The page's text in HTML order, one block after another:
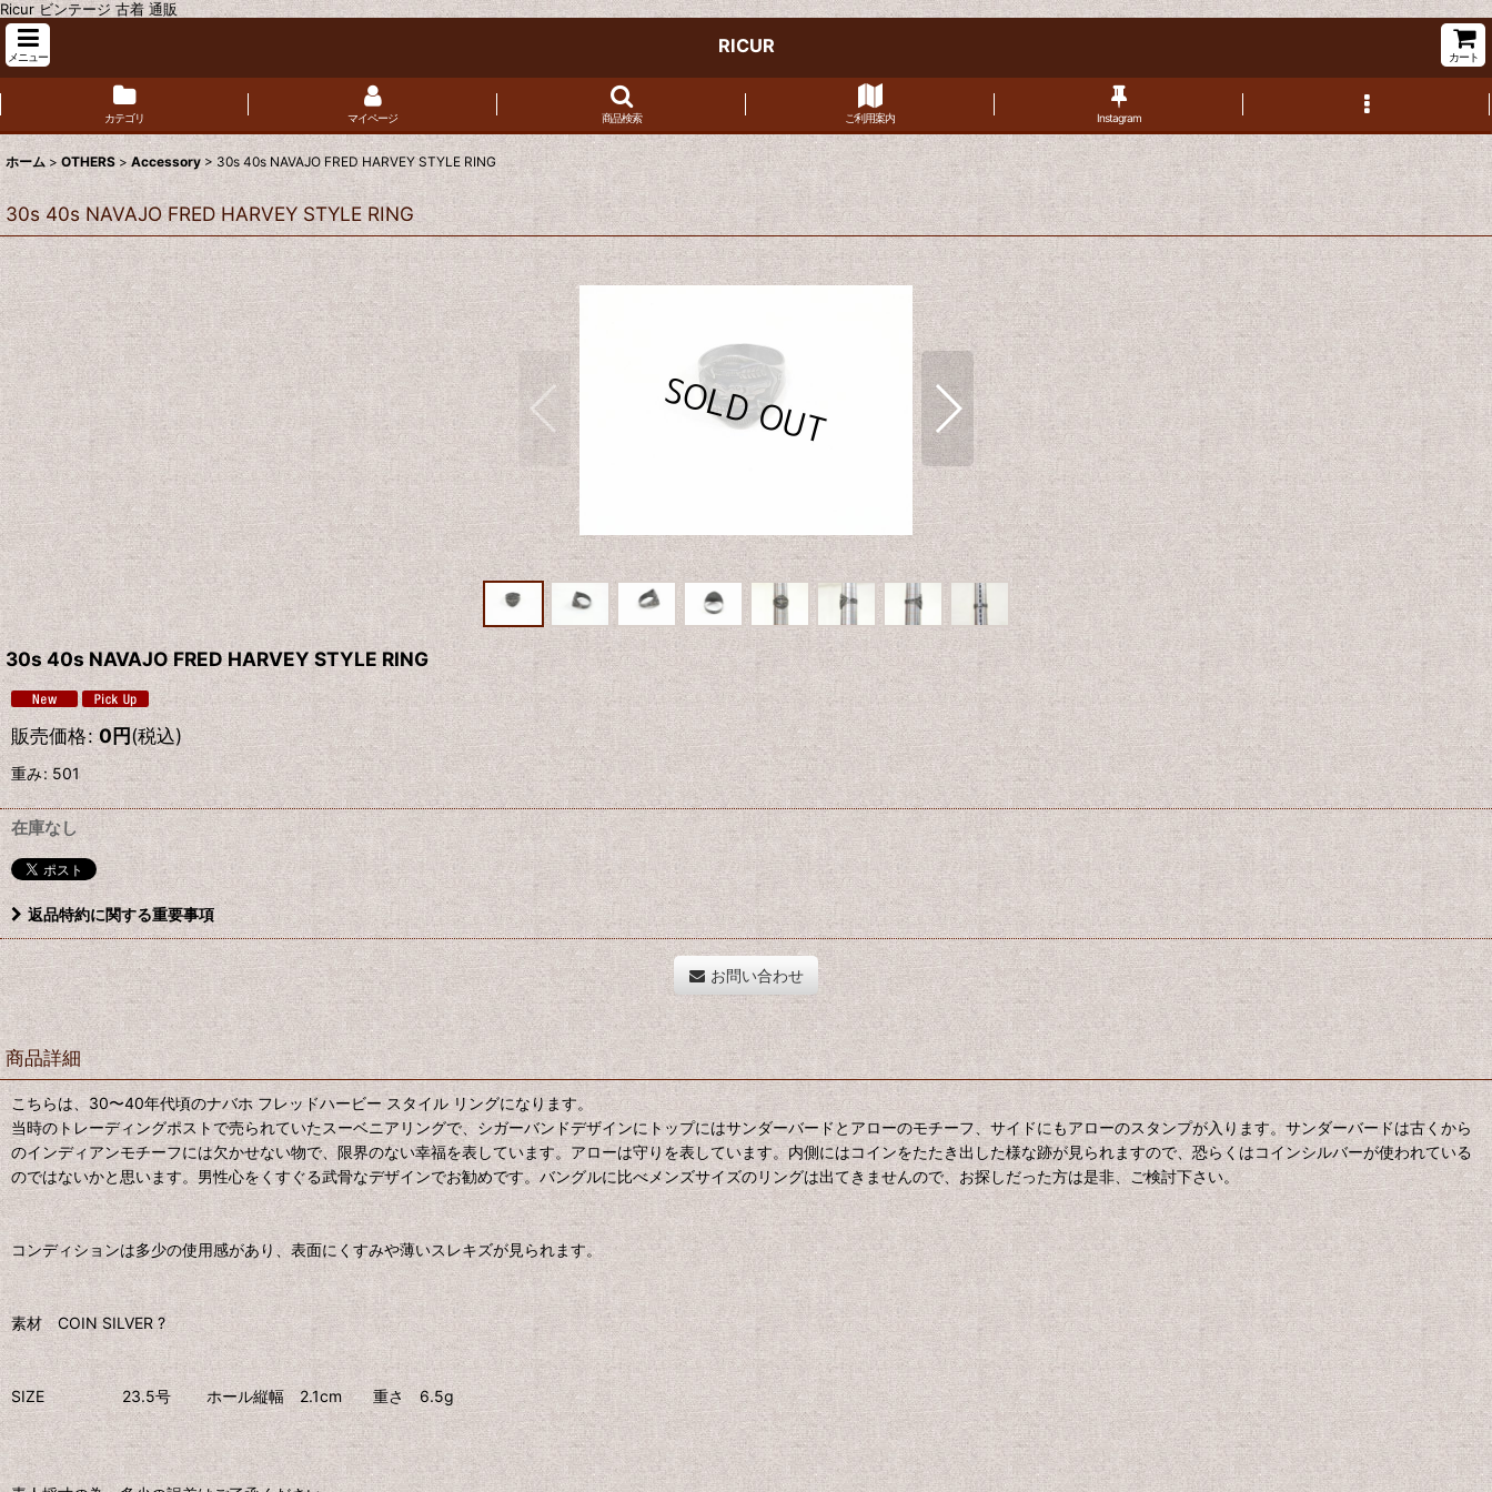
Ricur ビンテージ 古着 通販
メニュー
RICUR
カート
カテゴリ マイページ 商品検索 ご利用案内 Instagram
ホーム > OTHERS > Accessory > 30s 40s NAVAJO FRED HARVEY STYLE RING
30s 40s NAVAJO FRED HARVEY STYLE RING
30s 40s NAVAJO FRED HARVEY STYLE RING
販売価格: 0円(税込)
重み: 501
在庫なし
返品特約に関する重要事項
お問い合わせ
商品詳細
こちらは、30〜40年代頃のナバホ フレッドハービー スタイル リングになります。
当時のトレーディングポストで売られていたスーベニアリングで、シガーバンドデザインにトップにはサンダーバードとアローのモチーフ、サイドにもアローのスタンプが入ります。サンダーバードは古くから
のインディアンモチーフには欠かせない物で、限界のない幸福を表しています。アローは守りを表しています。内側にはコインをたたき出した様な跡が見られますので、恐らくはコインシルバーが使われている
のではないかと思います。男性心をくすぐる武骨なデザインでお勧めです。バングルに比べメンズサイズのリングは出てきませんので、お探しだった方は是非、ご検討下さい。
コンディションは多少の使用感があり、表面にくすみや薄いスレキズが見られます。
素材 COIN SILVER ?
SIZE 23.5号 ホール縦幅 2.1cm 重さ 6.5g